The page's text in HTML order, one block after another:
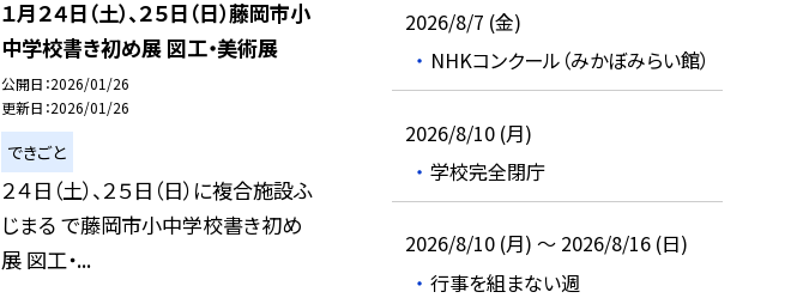
１月２４日（土）、２５日（日）藤岡市小
中学校書き初め展 図工・美術展
公開日 2026/01/26
更新日 2026/01/26
できごと
２４日（土）、２５日（日）に複合施設ふ
じまる で藤岡市小中学校書き初め
展 図工・...
2026/8/7 (金)
NHKコンクール（みかぼみらい館）
2026/8/10 (月)
学校完全閉庁
2026/8/10 (月) ～ 2026/8/16 (日)
行事を組まない週